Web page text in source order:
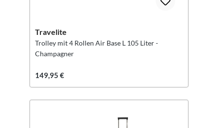
Travelite
Trolley mit 4 Rollen Air Base L 105 Liter -
Champagner
149,95 €